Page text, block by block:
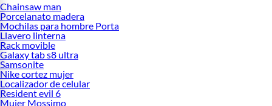
Chainsaw man
Porcelanato madera
Mochilas para hombre Porta
Llavero linterna
Rack movible
Galaxy tab s8 ultra
Samsonite
Nike cortez mujer
Localizador de celular
Resident evil 6
Mujer Mossimo